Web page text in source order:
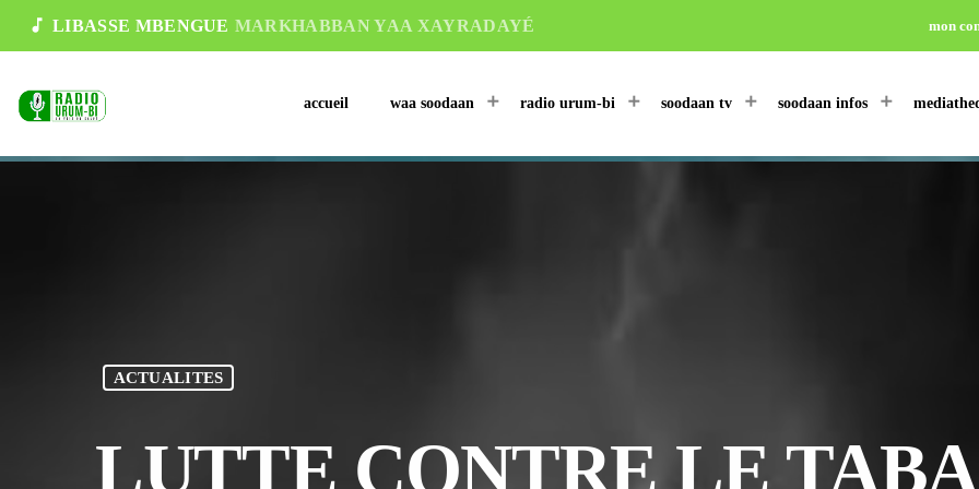
music_note LIBASSE MBENGUE MARKHABBAN YAA XAYRADAYÉ mon
accueil waa soodaan radio urum-bi soodaan tv soodaan infos
ACTUALITES
LUTTE CONTRE LE